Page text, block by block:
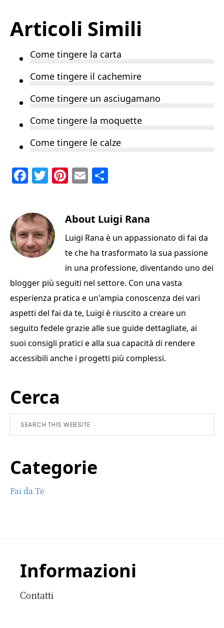
Articoli Simili
Come tingere la carta
Come tingere il cachemire
Come tingere un asciugamano
Come tingere la moquette
Come tingere le calze
F
c
e
b
o
k
T
te
r
Pi
re
st
E
l di
vi
di
About Luigi Rana
Luigi Rana è un appassionato di fai da
te che ha trasformato la sua passione
in una professione, diventando uno dei
blogger più seguiti nel settore. Con una vasta
esperienza pratica e un'ampia conoscenza dei vari
aspetti del fai da te, Luigi è riuscito a creare un
seguito fedele grazie alle sue guide dettagliate, ai
suoi consigli pratici e alla sua capacità di rendere
accessibili anche i progetti più complessi.
Primary
Sidebar
Cerca
Search
this
Categorie
Fai da Te
Footer
Informazioni
Contatti